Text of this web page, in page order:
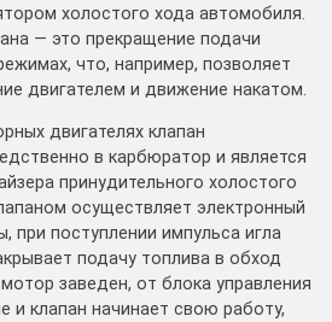
холостого хода автомобиля.
— это прекращение подачи
что, например, позволяет
двигателем и движение накатом.
двигателях клапан
в карбюратор и является
принудительного холостого
осуществляет электронный
при поступлении импульса игла
подачу топлива в обход
заведен, от блока управления
и клапан начинает свою работу,